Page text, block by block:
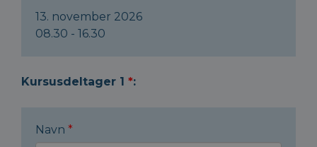
13. november 2026
08.30 - 16.30
Kursusdeltager 1 *:
Navn *